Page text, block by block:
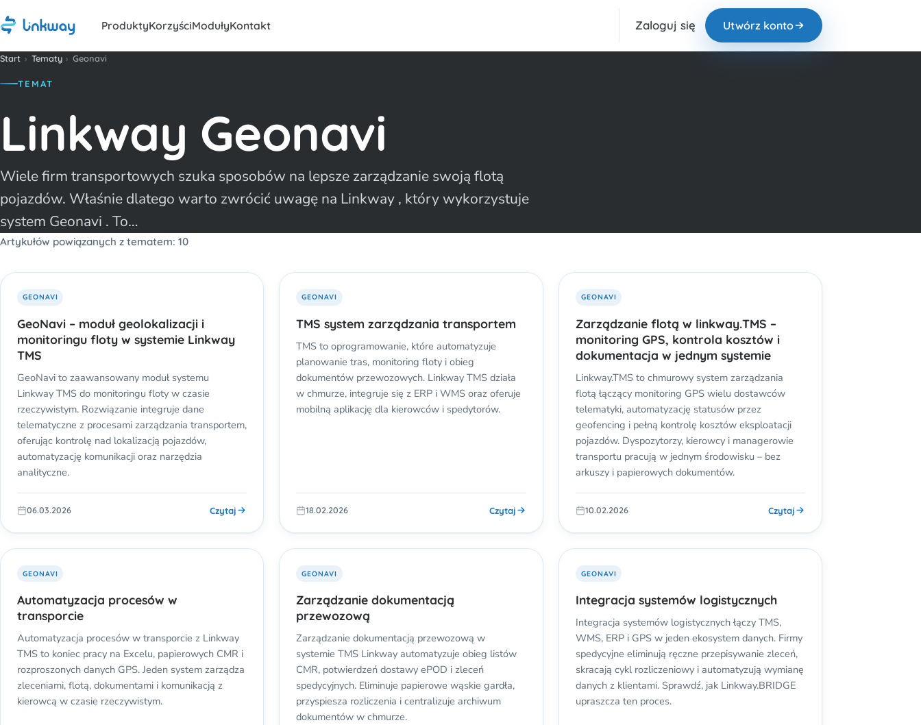
ProduktyKorzyściModułyKontakt Zaloguj się Utwórz konto
Start › Tematy › Geonavi
TEMAT
Linkway Geonavi
Wiele firm transportowych szuka sposobów na lepsze zarządzanie swoją flotą
pojazdów. Właśnie dlatego warto zwrócić uwagę na Linkway , który wykorzystuje
system Geonavi . To…
Artykułów powiązanych z tematem: 10
GEONAVI
GeoNavi – moduł geolokalizacji i
monitoringu floty w systemie Linkway
TMS
GeoNavi to zaawansowany moduł systemu
Linkway TMS do monitoringu floty w czasie
rzeczywistym. Rozwiązanie integruje dane
telematyczne z procesami zarządzania transportem,
oferując kontrolę nad lokalizacją pojazdów,
automatyzację komunikacji oraz narzędzia
analityczne.
06.03.2026 Czytaj
GEONAVI
TMS system zarządzania transportem
TMS to oprogramowanie, które automatyzuje
planowanie tras, monitoring floty i obieg
dokumentów przewozowych. Linkway TMS działa
w chmurze, integruje się z ERP i WMS oraz oferuje
mobilną aplikację dla kierowców i spedytorów.
18.02.2026 Czytaj
GEONAVI
Zarządzanie flotą w linkway.TMS –
monitoring GPS, kontrola kosztów i
dokumentacja w jednym systemie
Linkway.TMS to chmurowy system zarządzania
flotą łączący monitoring GPS wielu dostawców
telematyki, automatyzację statusów przez
geofencing i pełną kontrolę kosztów eksploatacji
pojazdów. Dyspozytorzy, kierowcy i managerowie
transportu pracują w jednym środowisku – bez
arkuszy i papierowych dokumentów.
10.02.2026 Czytaj
GEONAVI
Automatyzacja procesów w
transporcie
Automatyzacja procesów w transporcie z Linkway
TMS to koniec pracy na Excelu, papierowych CMR i
rozproszonych danych GPS. Jeden system zarządza
zleceniami, flotą, dokumentami i komunikacją z
kierowcą w czasie rzeczywistym.
GEONAVI
Zarządzanie dokumentacją
przewozową
Zarządzanie dokumentacją przewozową w
systemie TMS Linkway automatyzuje obieg listów
CMR, potwierdzeń dostawy ePOD i zleceń
spedycyjnych. Eliminuje papierowe wąskie gardła,
przyspiesza rozliczenia i centralizuje archiwum
dokumentów w chmurze.
GEONAVI
Integracja systemów logistycznych
Integracja systemów logistycznych łączy TMS,
WMS, ERP i GPS w jeden ekosystem danych. Firmy
spedycyjne eliminują ręczne przepisywanie zleceń,
skracają cykl rozliczeniowy i automatyzują wymianę
danych z klientami. Sprawdź, jak Linkway.BRIDGE
upraszcza ten proces.